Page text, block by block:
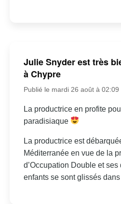
Julie Snyder est très
à Chypre
Publié le mardi 26 août à 02:09
La productrice en profite
paradisiaque
La productrice est
Méditerranée en vue de la
d’Occupation Double et
enfants se sont glissés